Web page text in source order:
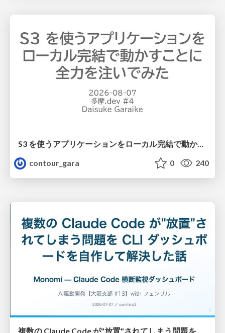
S3 を使うアプリケーションをローカル完結で動かすことに全力を注いでみた / Running S3 Apps Offline
contour_gara
0 240
複数の Claude Code が"放置"されてしまう問題をCLI ダッシュボードを自作して解決した話